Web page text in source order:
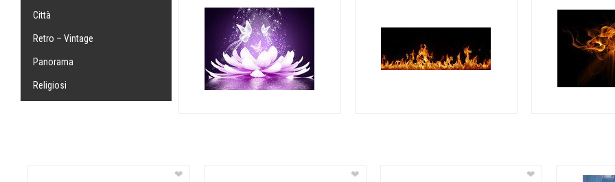
Città
Retro – Vintage
Panorama
Religiosi
❤ ❤ ❤